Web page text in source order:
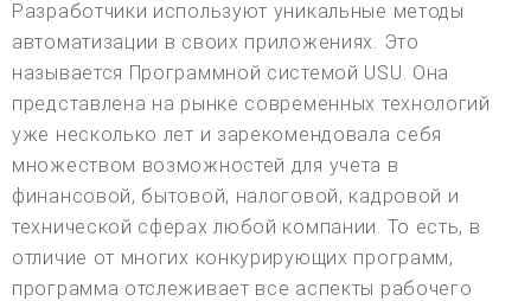
Разработчики используют уникальные методы
автоматизации в своих приложениях. Это
называется Программной системой USU. Она
представлена на рынке современных технологий
уже несколько лет и зарекомендовала себя
множеством возможностей для учета в
финансовой, бытовой, налоговой, кадровой и
технической сферах любой компании. То есть, в
отличие от многих конкурирующих программ,
программа отслеживает все аспекты рабочего